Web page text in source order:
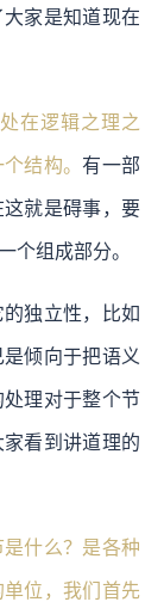
家是知道现在
在逻辑之理之
个结构。有一部
就是碍事，要
个组成部分。
独立性，比如
倾向于把语义
理对于整个节
看到讲道理的
什么？是各种
位，我们首先